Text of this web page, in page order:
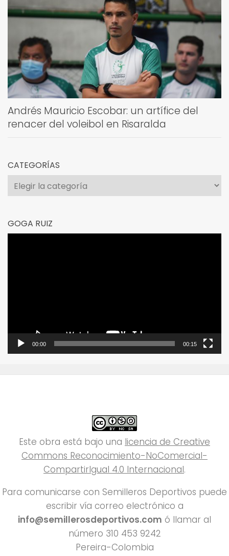
Andrés Mauricio Escobar: un artífice del
renacer del voleibol en Risaralda
CATEGORÍAS
Categorías
GOGA RUIZ
00:00 00:15
Este obra está bajo una licencia de Creative
Commons Reconocimiento-NoComercial-
CompartirIgual 4.0 Internacional.
Para comunicarse con Semilleros Deportivos puede
escribir vía correo electrónico a
info@semillerosdeportivos.com ó llamar al
número 310 453 9242
Pereira-Colombia